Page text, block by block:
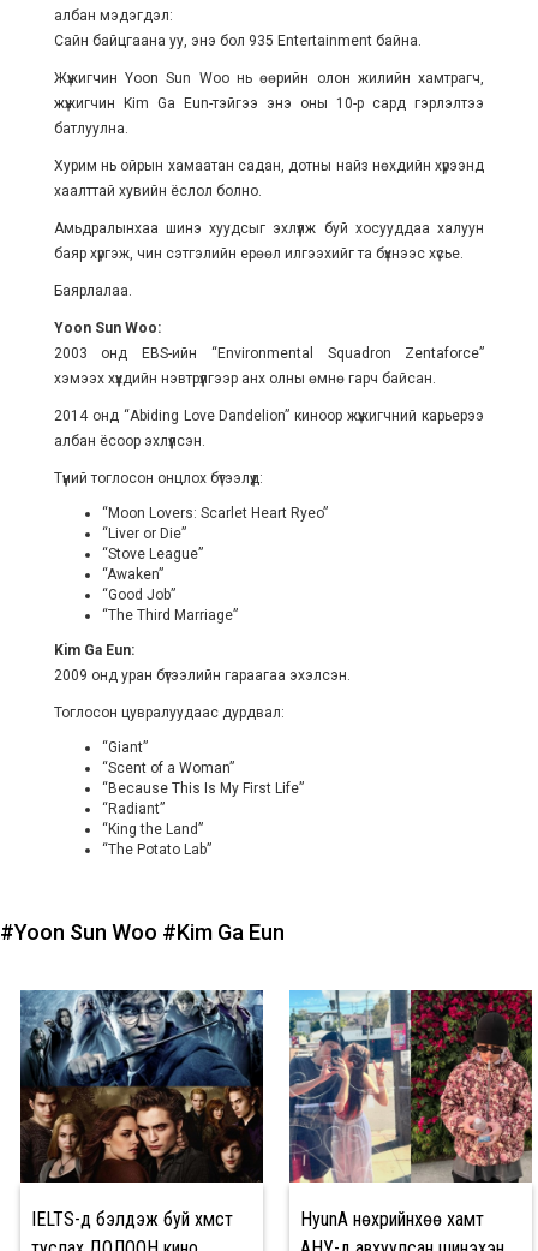
албан мэдэгдэл:
Сайн байцгаана уу, энэ бол 935 Entertainment байна.
Жүжигчин Yoon Sun Woo нь өөрийн олон жилийн хамтрагч,
жүжигчин Kim Ga Eun-тэйгээ энэ оны 10-р сард гэрлэлтээ
батлуулна.
Хурим нь ойрын хамаатан садан, дотны найз нөхдийн хүрээнд
хаалттай хувийн ёслол болно.
Амьдралынхаа шинэ хуудсыг эхлүүлж буй хосууддаа халуун
баяр хүргэж, чин сэтгэлийн ерөөл илгээхийг та бүхнээс хүсье.
Баярлалаа.
Yoon Sun Woo:
2003 онд EBS-ийн “Environmental Squadron Zentaforce”
хэмээх хүүхдийн нэвтрүүлгээр анх олны өмнө гарч байсан.
2014 онд “Abiding Love Dandelion” киноор жүжигчний карьерээ
албан ёсоор эхлүүлсэн.
Түүний тоглосон онцлох бүтээлүүд:
“Moon Lovers: Scarlet Heart Ryeo”
“Liver or Die”
“Stove League”
“Awaken”
“Good Job”
“The Third Marriage”
Kim Ga Eun:
2009 онд уран бүтээлийн гараагаа эхэлсэн.
Тоглосон цувралуудаас дурдвал:
“Giant”
“Scent of a Woman”
“Because This Is My First Life”
“Radiant”
“King the Land”
“The Potato Lab”
#Yoon Sun Woo #Kim Ga Eun
IELTS-д бэлдэж буй хүмүүст
HyunA нөхрийнхөө хамт